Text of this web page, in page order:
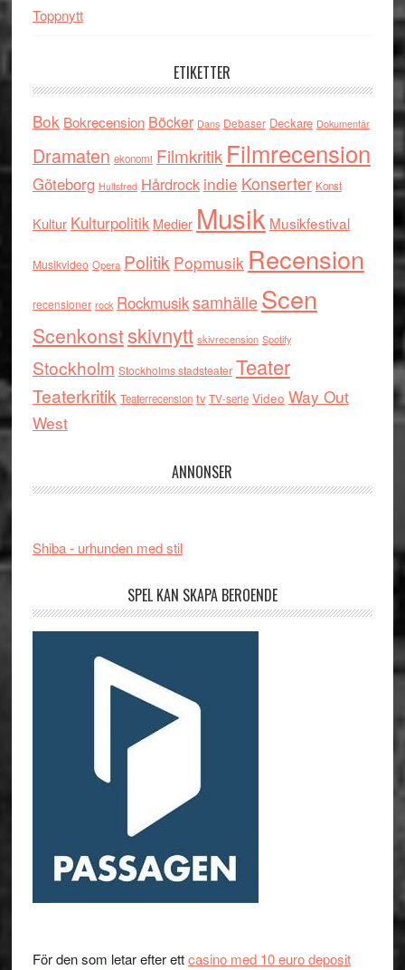
Toppnytt
ETIKETTER
Bok Bokrecension Böcker Dans Debaser Deckare Dokumentär
Dramaten ekonomi Filmkritik Filmrecension
Göteborg Hultsfred Hårdrock indie Konserter Konst
Kultur Kulturpolitik Medier Musik Musikfestival
Musikvideo Opera Politik Popmusik Recension
recensioner rock RockmusiksamhälleScen
Scenkonstskivnytt skivrecension Spotify
Stockholm Stockholms stadsteater Teater
Teaterkritik Teaterrecension tv TV-serie Video Way Out
West
ANNONSER
Shiba - urhunden med stil
SPEL KAN SKAPA BEROENDE
För den som letar efter ettcasino med 10 euro deposit